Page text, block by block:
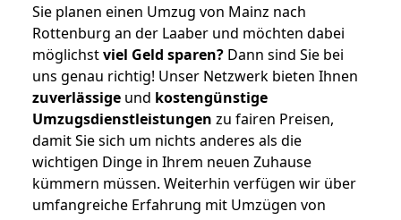
Sie planen einen Umzug von Mainz nach
Rottenburg an der Laaber und möchten dabei
möglichstviel Geld sparen? Dann sind Sie bei
uns genau richtig! Unser Netzwerk bieten Ihnen
zuverlässige und kostengünstige
Umzugsdienstleistungen zu fairen Preisen,
damit Sie sich um nichts anderes als die
wichtigen Dinge in Ihrem neuen Zuhause
kümmern müssen. Weiterhin verfügen wir über
umfangreiche Erfahrung mit Umzügen von